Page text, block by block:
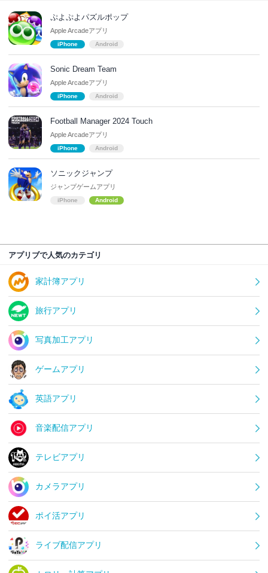
ぷよぷよパズルポップ
Apple Arcadeアプリ
iPhone Android
Sonic Dream Team
Apple Arcadeアプリ
iPhone Android
Football Manager 2024 Touch
Apple Arcadeアプリ
iPhone Android
ソニックジャンプ
ジャンプゲームアプリ
iPhone Android
アプリブで人気のカテゴリ
家計簿アプリ
旅行アプリ
写真加工アプリ
ゲームアプリ
英語アプリ
音楽配信アプリ
テレビアプリ
カメラアプリ
ポイ活アプリ
ライブ配信アプリ